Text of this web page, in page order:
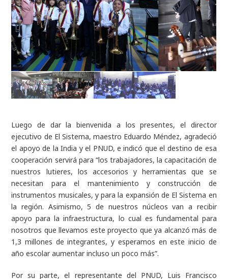
Luego de dar la bienvenida a los presentes, el director
ejecutivo de El Sistema, maestro Eduardo Méndez, agradeció
el apoyo de la India y el PNUD, e indicó que el destino de esa
cooperación servirá para “los trabajadores, la capacitación de
nuestros lutieres, los accesorios y herramientas que se
necesitan para el mantenimiento y construcción de
instrumentos musicales, y para la expansión de El Sistema en
la región. Asimismo, 5 de nuestros núcleos van a recibir
apoyo para la infraestructura, lo cual es fundamental para
nosotros que llevamos este proyecto que ya alcanzó más de
1,3 millones de integrantes, y esperamos en este inicio de
año escolar aumentar incluso un poco más”.
Por su parte, el representante del PNUD, Luis Francisco